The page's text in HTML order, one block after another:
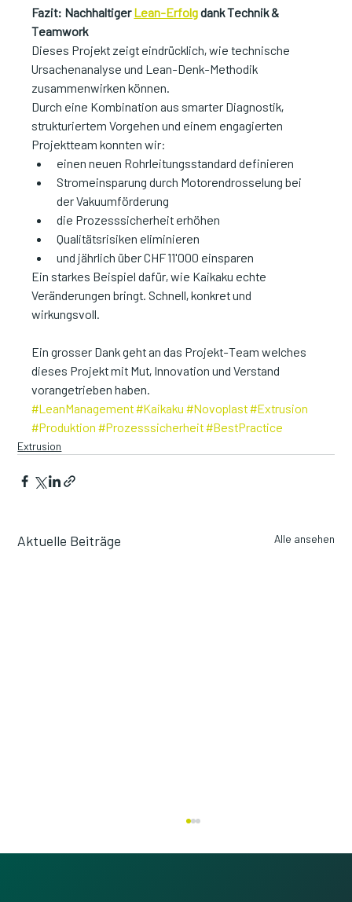
Fazit: Nachhaltiger Lean-Erfolg dank Technik &
Teamwork
Dieses Projekt zeigt eindrücklich, wie technische
Ursachenanalyse und Lean-Denk-Methodik
zusammenwirken können.
Durch eine Kombination aus smarter Diagnostik,
strukturiertem Vorgehen und einem engagierten
Projektteam konnten wir:
einen neuen Rohrleitungsstandard definieren
Stromeinsparung durch Motorendrosselung bei
der Vakuumförderung
die Prozesssicherheit erhöhen
Qualitätsrisiken eliminieren
und jährlich über CHF 11'000 einsparen
Ein starkes Beispiel dafür, wie Kaikaku echte
Veränderungen bringt. Schnell, konkret und
wirkungsvoll.
Ein grosser Dank geht an das Projekt-Team welches
dieses Projekt mit Mut, Innovation und Verstand
vorangetrieben haben.
#LeanManagement#Kaikaku #Novoplast#Extrusion
#Produktion #Prozesssicherheit#BestPractice
Extrusion
Aktuelle Beiträge Alle ansehen